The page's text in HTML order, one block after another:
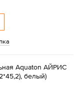
Aquaton АЙРИС
белый)